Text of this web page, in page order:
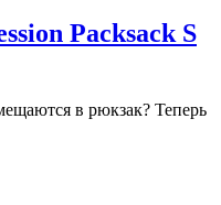
Packsack S
в рюкзак? Теперь